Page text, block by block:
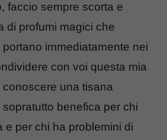
faccio sempre scorta e
di profumi magici che
immediatamente nei
con voi questa mia
una tisana
benefica per chi
e per chi ha problemini di